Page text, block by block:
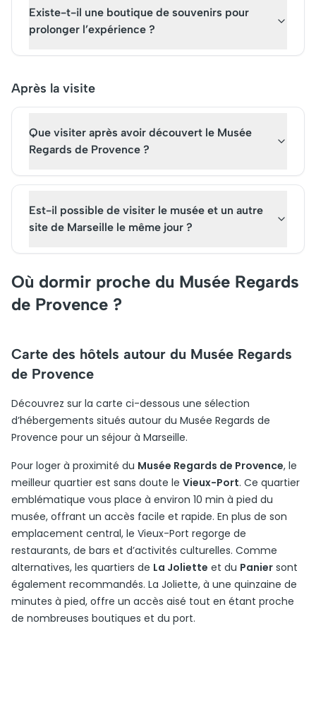
Existe-t-il une boutique de souvenirs pour
prolonger l’expérience ?
Après la visite
Que visiter après avoir découvert le Musée
Regards de Provence ?
Est-il possible de visiter le musée et un autre
site de Marseille le même jour ?
Où dormir proche du Musée Regards
de Provence ?
Carte des hôtels autour du Musée Regards
de Provence
Découvrez sur la carte ci-dessous une sélection
d’hébergements situés autour du Musée Regards de
Provence pour un séjour à Marseille.
Pour loger à proximité du Musée Regards de Provence, le
meilleur quartier est sans doute le Vieux-Port. Ce quartier
emblématique vous place à environ 10 min à pied du
musée, offrant un accès facile et rapide. En plus de son
emplacement central, le Vieux-Port regorge de
restaurants, de bars et d’activités culturelles. Comme
alternatives, les quartiers de La Joliette et du Panier sont
également recommandés. La Joliette, à une quinzaine de
minutes à pied, offre un accès aisé tout en étant proche
de nombreuses boutiques et du port.